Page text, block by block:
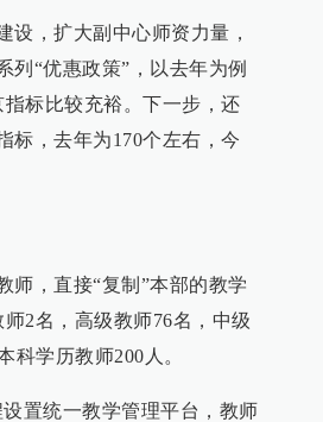
设，扩大副中心师资力量，
列“优惠政策”，以去年为例
标比较充裕。下一步，还
标，去年为170个左右，今
师，直接“复制”本部的教学
2名，高级教师76名，中级
科学历教师200人。
置统一教学管理平台，教师